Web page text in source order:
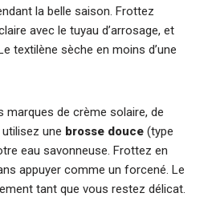
la belle saison. Frottez
avec le tuyau d’arrosage, et
textilène sèche en moins d’une
marques de crème solaire, de
une brosse douce (type
eau savonneuse. Frottez en
appuyer comme un forcené. Le
tant que vous restez délicat.